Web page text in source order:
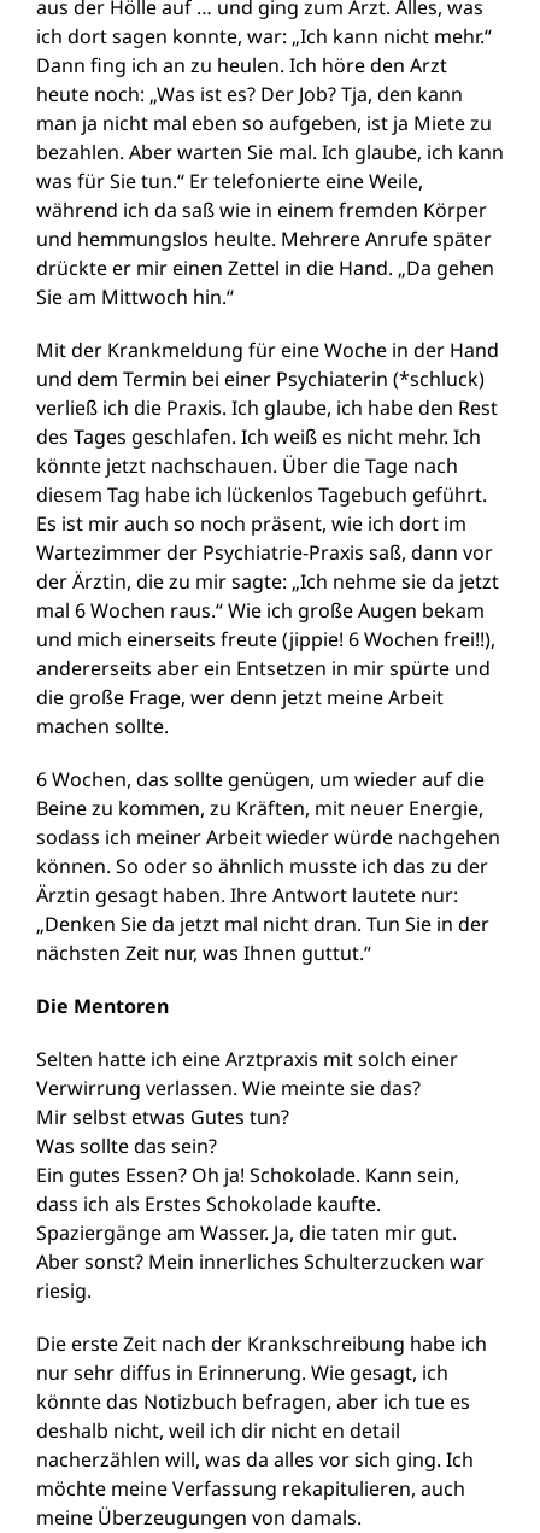
aus der Hölle auf … und ging zum Arzt. Alles, was
ich dort sagen konnte, war: „Ich kann nicht mehr.“
Dann fing ich an zu heulen. Ich höre den Arzt
heute noch: „Was ist es? Der Job? Tja, den kann
man ja nicht mal eben so aufgeben, ist ja Miete zu
bezahlen. Aber warten Sie mal. Ich glaube, ich kann
was für Sie tun.“ Er telefonierte eine Weile,
während ich da saß wie in einem fremden Körper
und hemmungslos heulte. Mehrere Anrufe später
drückte er mir einen Zettel in die Hand. „Da gehen
Sie am Mittwoch hin.“
Mit der Krankmeldung für eine Woche in der Hand
und dem Termin bei einer Psychiaterin (*schluck)
verließ ich die Praxis. Ich glaube, ich habe den Rest
des Tages geschlafen. Ich weiß es nicht mehr. Ich
könnte jetzt nachschauen. Über die Tage nach
diesem Tag habe ich lückenlos Tagebuch geführt.
Es ist mir auch so noch präsent, wie ich dort im
Wartezimmer der Psychiatrie-Praxis saß, dann vor
der Ärztin, die zu mir sagte: „Ich nehme sie da jetzt
mal 6 Wochen raus.“ Wie ich große Augen bekam
und mich einerseits freute (jippie! 6 Wochen frei!!),
andererseits aber ein Entsetzen in mir spürte und
die große Frage, wer denn jetzt meine Arbeit
machen sollte.
6 Wochen, das sollte genügen, um wieder auf die
Beine zu kommen, zu Kräften, mit neuer Energie,
sodass ich meiner Arbeit wieder würde nachgehen
können. So oder so ähnlich musste ich das zu der
Ärztin gesagt haben. Ihre Antwort lautete nur:
„Denken Sie da jetzt mal nicht dran. Tun Sie in der
nächsten Zeit nur, was Ihnen guttut.“
Die Mentoren
Selten hatte ich eine Arztpraxis mit solch einer
Verwirrung verlassen. Wie meinte sie das?
Mir selbst etwas Gutes tun?
Was sollte das sein?
Ein gutes Essen? Oh ja! Schokolade. Kann sein,
dass ich als Erstes Schokolade kaufte.
Spaziergänge am Wasser. Ja, die taten mir gut.
Aber sonst? Mein innerliches Schulterzucken war
riesig.
Die erste Zeit nach der Krankschreibung habe ich
nur sehr diffus in Erinnerung. Wie gesagt, ich
könnte das Notizbuch befragen, aber ich tue es
deshalb nicht, weil ich dir nicht en detail
nacherzählen will, was da alles vor sich ging. Ich
möchte meine Verfassung rekapitulieren, auch
meine Überzeugungen von damals.